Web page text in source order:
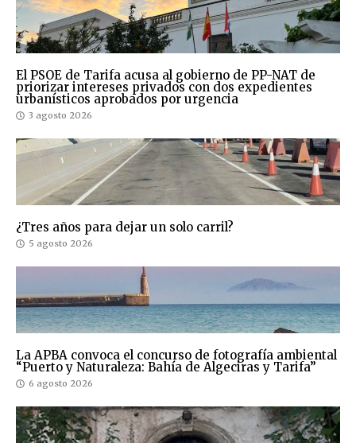
El PSOE de Tarifa acusa al gobierno de PP-NAT de
priorizar intereses privados con dos expedientes
urbanísticos aprobados por urgencia
3 agosto 2026
¿Tres años para dejar un solo carril?
5 agosto 2026
La APBA convoca el concurso de fotografía ambiental
“Puerto y Naturaleza: Bahía de Algeciras y Tarifa”
6 agosto 2026